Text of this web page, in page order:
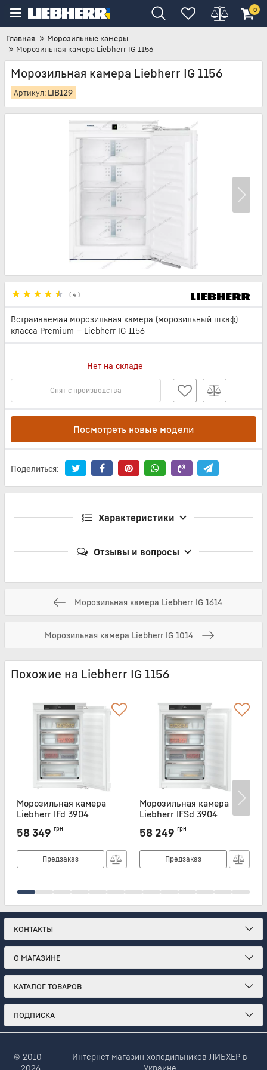
0
Главная
Морозильные камеры
Морозильная камера Liebherr IG 1156
Морозильная камера Liebherr IG 1156
Артикул: LIB129
( 4 )
Встраиваемая морозильная камера (морозильный шкаф)
класса Premium — Liebherr IG 1156
Нет на складе
Снят с производства
Посмотреть новые модели
Поделиться:
Характеристики
Отзывы и вопросы
Морозильная камера Liebherr IG 1614
Морозильная камера Liebherr IG 1014
Похожие на Liebherr IG 1156
Морозильная камера
Liebherr IFd 3904
IFD3904
58 349 грн
Предзаказ
Морозильная камера
Liebherr IFSd 3904
IFSD3904
58 249 грн
Предзаказ
КОНТАКТЫ
О МАГАЗИНЕ
КАТАЛОГ ТОВАРОВ
ПОДПИСКА
© 2010 -
Интернет магазин холодильников ЛИБХЕР в